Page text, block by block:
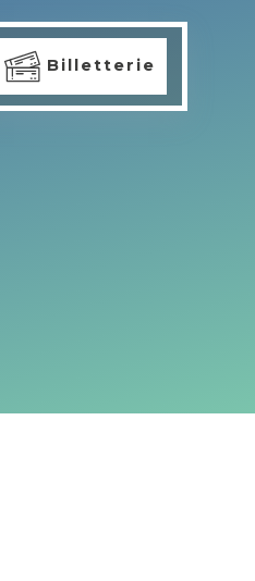
Billetterie